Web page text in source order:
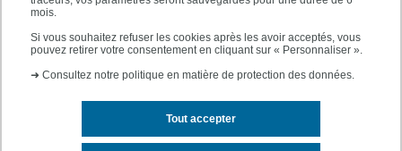
mois.
Si vous souhaitez refuser les cookies après les avoir acceptés, vous
pouvez retirer votre consentement en cliquant sur « Personnaliser ».
➜ Consultez notre politique en matière de protection des données.
Tout accepter
Mentions légales